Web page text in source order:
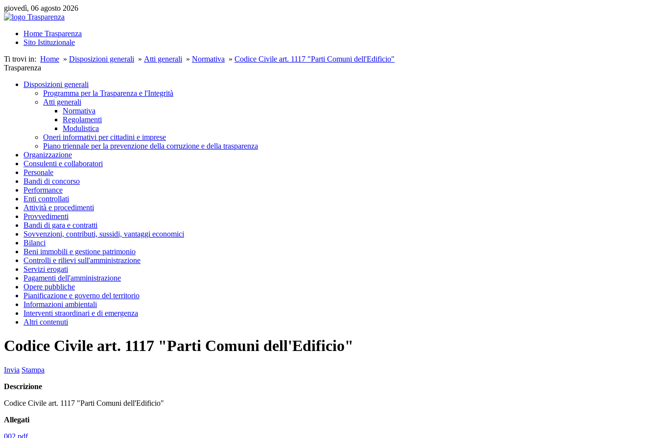
giovedì, 06 agosto 2026
Home Trasparenza
Sito Istituzionale
Ti trovi in: Home » Disposizioni generali » Atti generali » Normativa » Codice Civile art. 1117 "Parti Comuni dell'Edificio"
Trasparenza
Disposizioni generali
Programma per la Trasparenza e l'Integrità
Atti generali
Normativa
Regolamenti
Modulistica
Oneri informativi per cittadini e imprese
Piano triennale per la prevenzione della corruzione e della trasparenza
Organizzazione
Consulenti e collaboratori
Personale
Bandi di concorso
Performance
Enti controllati
Attività e procedimenti
Provvedimenti
Bandi di gara e contratti
Sovvenzioni, contributi, sussidi, vantaggi economici
Bilanci
Beni immobili e gestione patrimonio
Controlli e rilievi sull'amministrazione
Servizi erogati
Pagamenti dell'amministrazione
Opere pubbliche
Pianificazione e governo del territorio
Informazioni ambientali
Interventi straordinari e di emergenza
Altri contenuti
Codice Civile art. 1117 "Parti Comuni dell'Edificio"
Invia Stampa
Descrizione
Codice Civile art. 1117 "Parti Comuni dell'Edificio"
Allegati
002.pdf